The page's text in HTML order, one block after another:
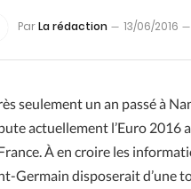
ParLa rédaction 13/06/2016
seulement un an passé à
actuellement l’Euro 2016
À en croire les
Germain disposerait d’une